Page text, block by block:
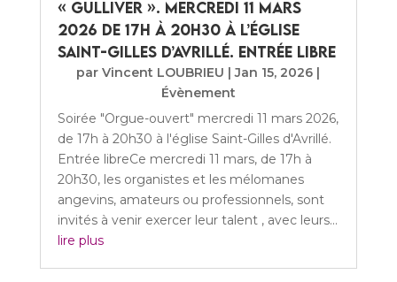
« Gulliver ». Mercredi 11 mars
2026 de 17h à 20h30 à l’église
Saint-Gilles d’Avrillé. Entrée libre
parVincent LOUBRIEU |Jan 15, 2026 |
Évènement
Soirée "Orgue-ouvert" mercredi 11 mars 2026,
de 17h à 20h30 à l'église Saint-Gilles d'Avrillé.
Entrée libreCe mercredi 11 mars, de 17h à
20h30, les organistes et les mélomanes
angevins, amateurs ou professionnels, sont
invités à venir exercer leur talent , avec leurs...
lire plus